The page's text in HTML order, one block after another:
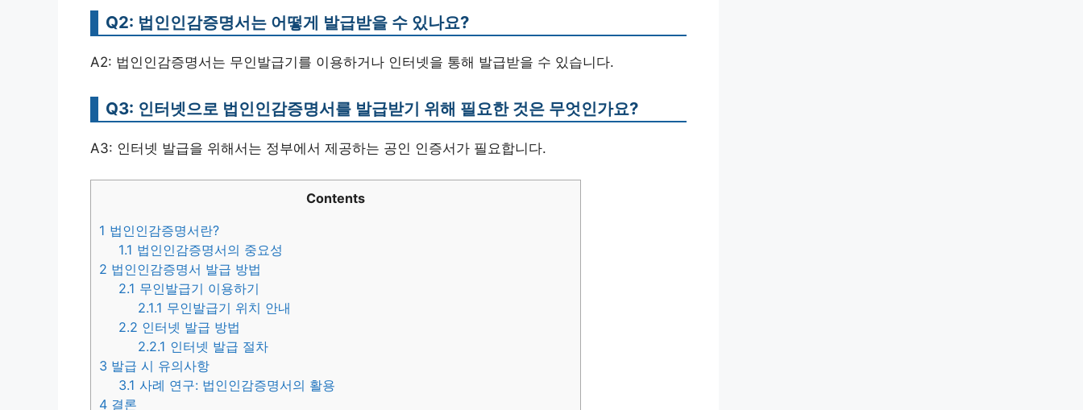
Q2: 법인인감증명서는 어떻게 발급받을 수 있나요?
A2: 법인인감증명서는 무인발급기를 이용하거나 인터넷을 통해 발급받을 수 있습니다.
Q3: 인터넷으로 법인인감증명서를 발급받기 위해 필요한 것은 무엇인가요?
A3: 인터넷 발급을 위해서는 정부에서 제공하는 공인 인증서가 필요합니다.
Contents
1 법인인감증명서란?
1.1 법인인감증명서의 중요성
2 법인인감증명서 발급 방법
2.1 무인발급기 이용하기
2.1.1 무인발급기 위치 안내
2.2 인터넷 발급 방법
2.2.1 인터넷 발급 절차
3 발급 시 유의사항
3.1 사례 연구: 법인인감증명서의 활용
4 결론